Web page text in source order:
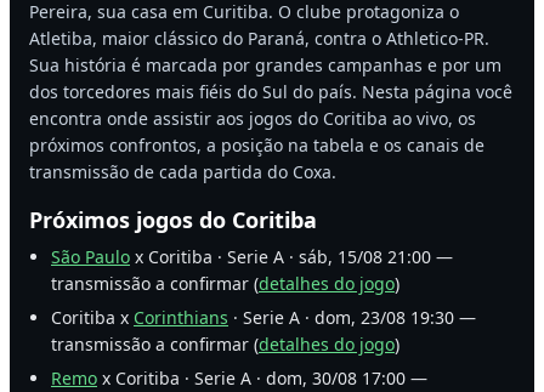
Pereira, sua casa em Curitiba. O clube protagoniza o
Atletiba, maior clássico do Paraná, contra o Athletico-PR.
Sua história é marcada por grandes campanhas e por um
dos torcedores mais fiéis do Sul do país. Nesta página você
encontra onde assistir aos jogos do Coritiba ao vivo, os
próximos confrontos, a posição na tabela e os canais de
transmissão de cada partida do Coxa.
Próximos jogos do Coritiba
São Paulo x Coritiba · Serie A · sáb, 15/08 21:00 —
transmissão a confirmar (detalhes do jogo)
Coritiba x Corinthians · Serie A · dom, 23/08 19:30 —
transmissão a confirmar (detalhes do jogo)
Remo x Coritiba · Serie A · dom, 30/08 17:00 —